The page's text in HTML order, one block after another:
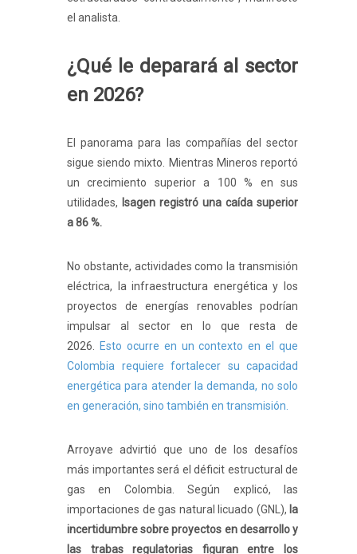
el analista.
¿Qué le deparará al sector
en 2026?
El panorama para las compañías del sector
sigue siendo mixto. Mientras Mineros reportó
un crecimiento superior a 100 % en sus
utilidades, Isagen registró una caída superior
a 86 %.
No obstante, actividades como la transmisión
eléctrica, la infraestructura energética y los
proyectos de energías renovables podrían
impulsar al sector en lo que resta de
2026.
Esto ocurre en un contexto en el que
Colombia requiere fortalecer su capacidad
energética para atender la demanda, no solo
en generación, sino también en transmisión.
Arroyave advirtió que uno de los desafíos
más importantes será el déficit estructural de
gas en Colombia. Según explicó, las
importaciones de gas natural licuado (GNL), la
incertidumbre sobre proyectos en desarrollo y
las trabas regulatorias figuran entre los